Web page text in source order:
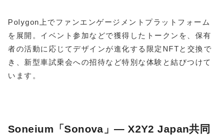
Polygon上でファンエンゲージメントプラットフォーム
を展開。イベント参加などで獲得したトークンを、保有
者の活動に応じてデザインが進化する限定NFTと交換で
き、新型車試乗会への招待など特別な体験と結びつけて
います。
Soneium「Sonova」― X2Y2 Japan共同